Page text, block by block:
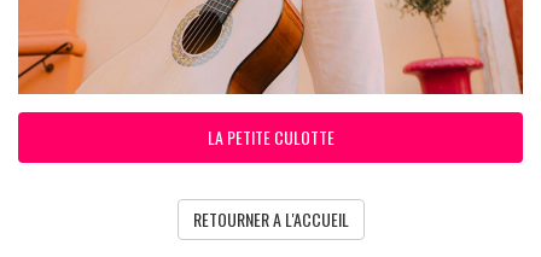
LA PETITE CULOTTE
RETOURNER A L'ACCUEIL